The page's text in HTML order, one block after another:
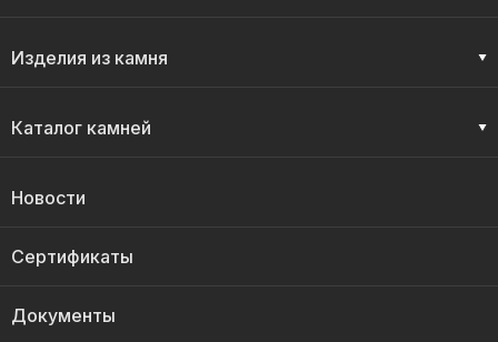
Изделия из камня
Каталог камней
Новости
Сертификаты
Документы